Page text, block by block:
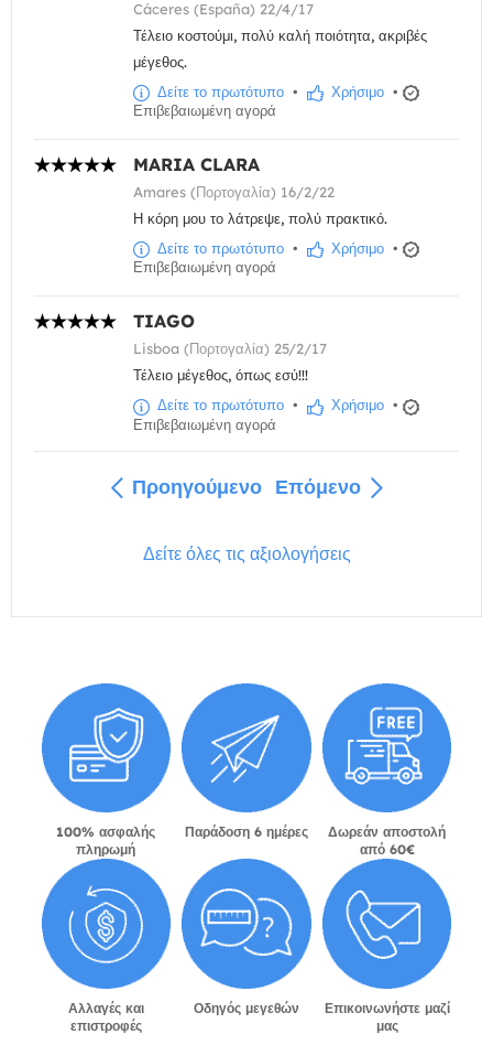
Cáceres (España) 22/4/17
Τέλειο κοστούμι, πολύ καλή ποιότητα, ακριβές
μέγεθος.
Δείτε το πρωτότυπο • Χρήσιμο •
Επιβεβαιωμένη αγορά
MARIA CLARA
Amares (Πορτογαλία) 16/2/22
Η κόρη μου το λάτρεψε, πολύ πρακτικό.
Δείτε το πρωτότυπο • Χρήσιμο •
Επιβεβαιωμένη αγορά
TIAGO
Lisboa (Πορτογαλία) 25/2/17
Τέλειο μέγεθος, όπως εσύ!!!
Δείτε το πρωτότυπο • Χρήσιμο •
Επιβεβαιωμένη αγορά
Προηγούμενο Επόμενο
Δείτε όλες τις αξιολογήσεις
100% ασφαλής
πληρωμή
Παράδοση 6 ημέρες
Δωρεάν αποστολή
από 60€
Αλλαγές και
επιστροφές
Οδηγός μεγεθών
Επικοινωνήστε μαζί
μας